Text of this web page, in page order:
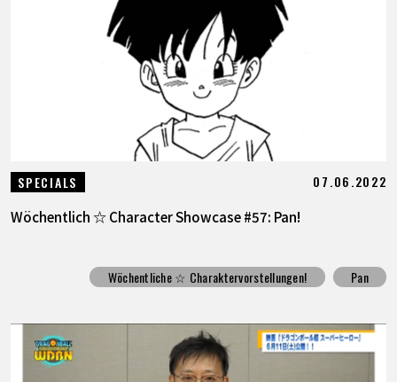
SPECIALS 07.06.2022
Wöchentlich ☆ Character Showcase #57: Pan!
Wöchentliche ☆ Charaktervorstellungen! Pan